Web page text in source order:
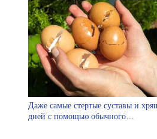
Даже самые стертые суставы и
дней с помощью обычного…